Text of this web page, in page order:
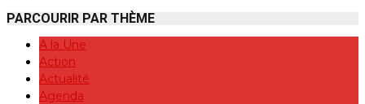
PARCOURIR PAR THÈME
A la Une
Action
Actualité
Agenda